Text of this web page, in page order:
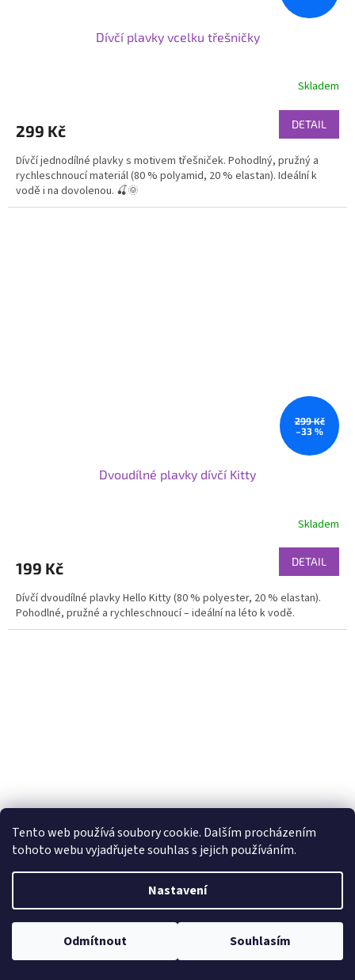
Tento web používá soubory cookie. Dalším procházením
tohoto webu vyjadřujete souhlas s jejich používáním.
Nastavení
Odmítnout Souhlasím
Dívčí plavky vcelku třešničky
Skladem
299 Kč DETAIL
Dívčí jednodílné plavky s motivem třešniček. Pohodlný, pružný a
rychleschnoucí materiál (80 % polyamid, 20 % elastan). Ideální k
vodě i na dovolenou. 🍒🌞
299 Kč
–33 %
Dvoudílné plavky dívčí Kitty
Skladem
199 Kč DETAIL
Dívčí dvoudílné plavky Hello Kitty (80 % polyester, 20 % elastan).
Pohodlné, pružné a rychleschnoucí – ideální na léto k vodě.
Hello Kitty plavky modrobílé